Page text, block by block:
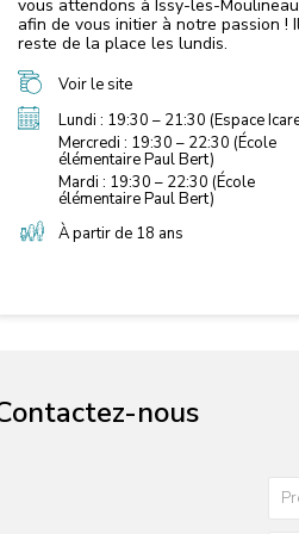
vous attendons à Issy-les-
afin de vous initier à notre passion !
reste de la place les lundis.
Voir le site
Lundi : 19:30 – 21:30 (Espace
Mercredi : 19:30 – 22:30 (École
élémentaire Paul Bert)
Mardi : 19:30 – 22:30 (École
élémentaire Paul Bert)
À partir de 18 ans
nous